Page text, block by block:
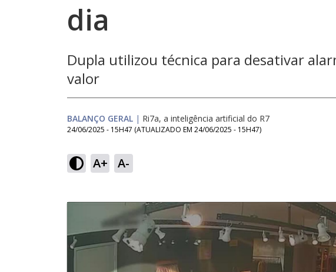
dia
Dupla utilizou técnica para desativar
valor
BALANÇO GERAL | Ri7a, a inteligência artificial do R7
24/06/2025 - 15H47 (ATUALIZADO EM 24/06/2025 - 15H47)
A+ A-